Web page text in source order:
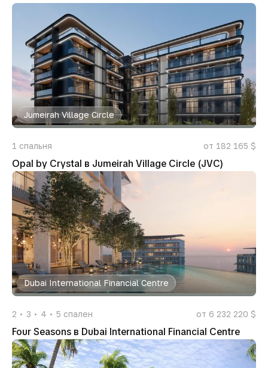
Jumeirah Village Circle
1 спальня от 182 165 $
Opal by Crystal в Jumeirah Village Circle (JVC)
Dubai International Financial Centre
2 3 4 5 спален от 6 232 220 $
Four Seasons в Dubai International Financial Centre